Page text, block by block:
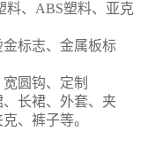
料、ABS塑料、亚克
标志、金属板标
圆钩、定制
长裙、外套、夹
、裤子等。